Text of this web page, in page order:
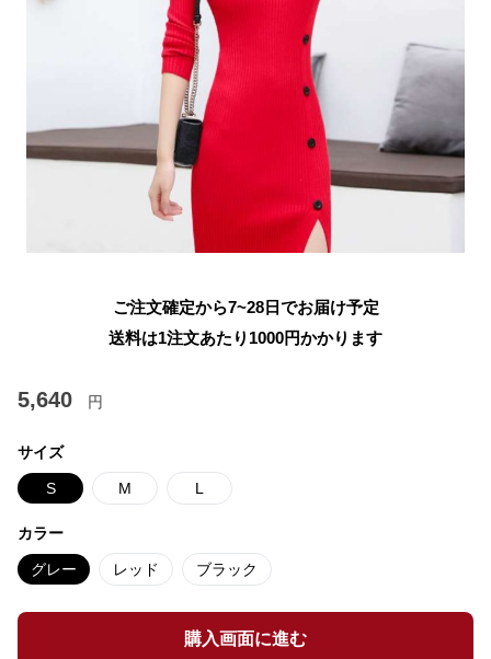
ご注文確定から7~28日でお届け予定
送料は1注文あたり 1000円かかります
5,640 円
サイズ
S M L
カラー
グレー レッド ブラック
購入画面に進む